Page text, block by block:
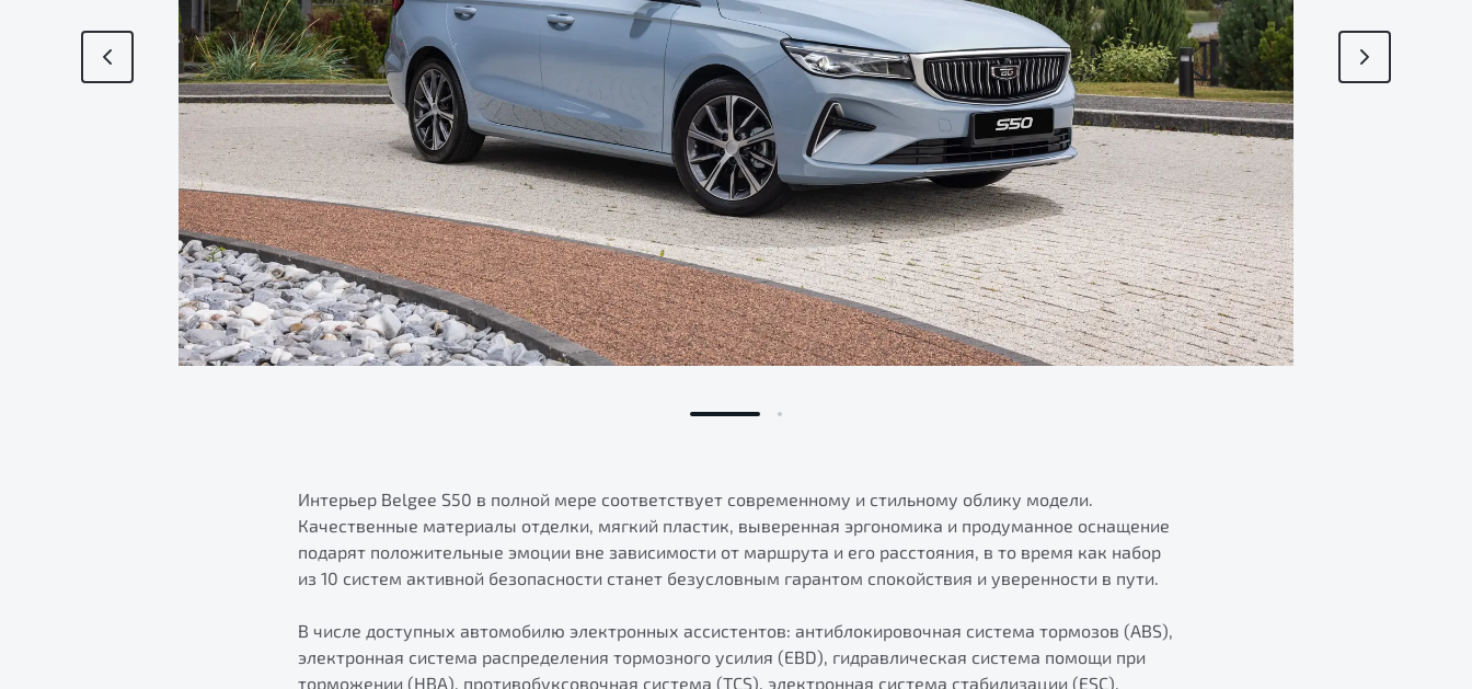
Интерьер Belgee S50 в полной мере соответствует современному и стильному облику модели.
Качественные материалы отделки, мягкий пластик, выверенная эргономика и продуманное оснащение
подарят положительные эмоции вне зависимости от маршрута и его расстояния, в то время как набор
из 10 систем активной безопасности станет безусловным гарантом спокойствия и уверенности в пути.
В числе доступных автомобилю электронных ассистентов: антиблокировочная система тормозов (ABS),
электронная система распределения тормозного усилия (EBD), гидравлическая система помощи при
торможении (HBA), противобуксовочная система (TCS), электронная система стабилизации (ESC),